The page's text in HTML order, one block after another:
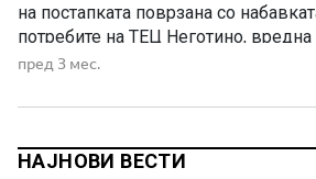
на постапката поврзана со
потребите на ТЕЦ Неготино,
Според партијата, одлуката е
пратеникот Антонијо Милошоски
пред 3 мес.
НАЈНОВИ ВЕСТИ